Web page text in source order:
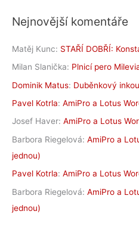
Nejnovější komentáře
Matěj Kunc: STAŘÍ DOBŘÍ:
Milan Slanička: Plnicí pero
Dominik Matus: Duběnkový
Pavel Kotrla: AmiPro a Lotus
Josef Haver: AmiPro a Lotus
Barbora Riegelová: AmiPro a
jednou)
Pavel Kotrla: AmiPro a Lotus
Barbora Riegelová: AmiPro a
jednou)